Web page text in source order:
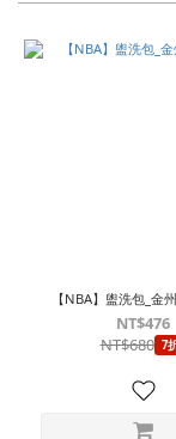
價格
(NT$)
【NBA】盥洗包_金
NT$476
NT$680 7